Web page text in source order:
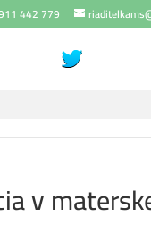
442 779
v